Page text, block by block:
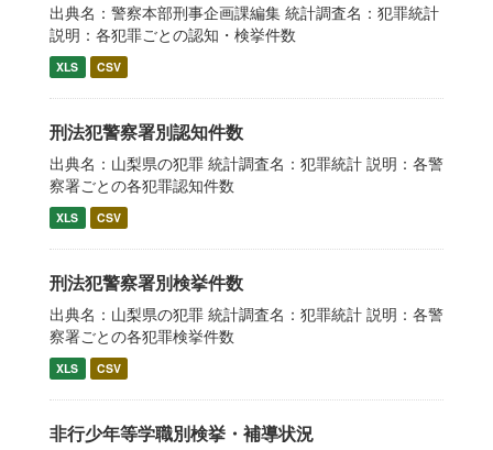
出典名：警察本部刑事企画課編集 統計調査名：犯罪統計
説明：各犯罪ごとの認知・検挙件数
XLS CSV
刑法犯警察署別認知件数
出典名：山梨県の犯罪 統計調査名：犯罪統計 説明：各警
察署ごとの各犯罪認知件数
XLS CSV
刑法犯警察署別検挙件数
出典名：山梨県の犯罪 統計調査名：犯罪統計 説明：各警
察署ごとの各犯罪検挙件数
XLS CSV
非行少年等学職別検挙・補導状況